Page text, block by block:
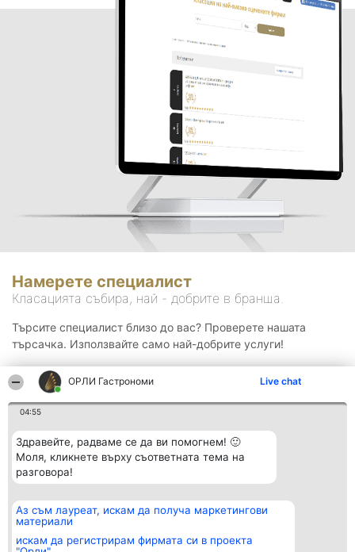
ОРЛИ Гастрономи Live chat
04:55
Здравейте, радваме се да ви помогнем! 🙂
Моля, кликнете върху съответната тема на
разговора!
Аз съм лауреат, искам да получа маркетингови
материали
искам да регистрирам фирмата си в проекта
Намерете специалист
Класацията събира, най - добрите в бранша.
Търсите специалист близо до вас? Проверете нашата
търсачка. Използвайте само най-добрите услуги!
Организатор на
класиране
BulevardulAleea Timișul De
Класация
всички
Контакти